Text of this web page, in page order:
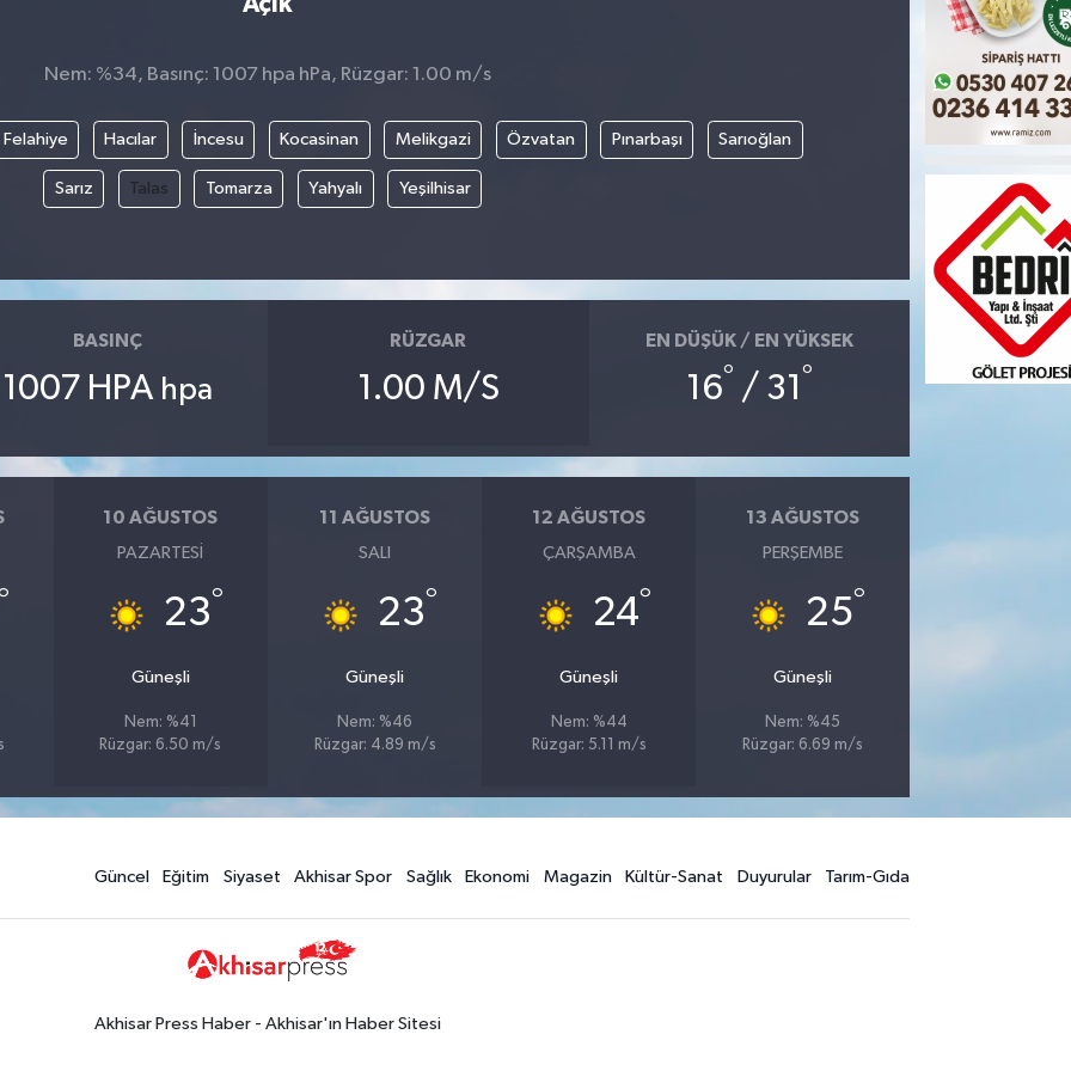
Nem: %34, Basınç: 1007 hpa hPa, Rüzgar: 1.00 m/s
Felahiye Hacılar İncesu Kocasinan Melikgazi Özvatan Pınarbaşı Sarıoğlan
Sarız Talas Tomarza Yahyalı Yeşilhisar
BASINÇ
1007 HPA hpa
RÜZGAR
1.00 M/S
EN DÜŞÜK / EN YÜKSEK
16° / 31 °
10 AĞUSTOS
PAZARTESI
23°
Güneşli
Nem: %41
Rüzgar: 6.50 m/s
11 AĞUSTOS
SALI
23°
Güneşli
Nem: %46
Rüzgar: 4.89 m/s
12 AĞUSTOS
ÇARŞAMBA
24°
Güneşli
Nem: %44
Rüzgar: 5.11 m/s
13 AĞUSTOS
PERŞEMBE
25°
Güneşli
Nem: %45
Rüzgar: 6.69 m/s
Güncel Eğitim Siyaset Akhisar Spor Sağlık Ekonomi Magazin Kültür-Sanat Duyurular Tarım-Gıda
Akhisar Press Haber - Akhisar'ın Haber Sitesi